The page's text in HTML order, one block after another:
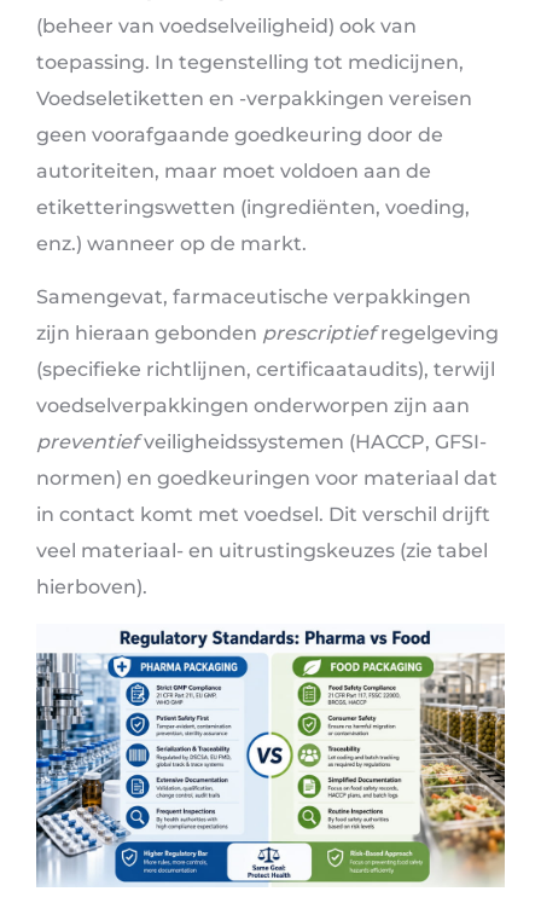
(beheer van voedselveiligheid) ook van
toepassing. In tegenstelling tot medicijnen,
Voedseletiketten en -verpakkingen vereisen
geen voorafgaande goedkeuring door de
autoriteiten, maar moet voldoen aan de
etiketteringswetten (ingrediënten, voeding,
enz.) wanneer op de markt.
Samengevat, farmaceutische verpakkingen
zijn hieraan gebonden prescriptiefregelgeving
(specifieke richtlijnen, certificaataudits), terwijl
voedselverpakkingen onderworpen zijn aan
preventiefveiligheidssystemen (HACCP, GFSI-
normen) en goedkeuringen voor materiaal dat
in contact komt met voedsel. Dit verschil drijft
veel materiaal- en uitrustingskeuzes (zie tabel
hierboven).